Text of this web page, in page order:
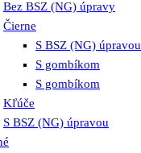
Bez BSZ (NG) úpravy
Čierne
S BSZ (NG) úpravou
S gombíkom
S gombíkom
Kľúče
S BSZ (NG) úpravou